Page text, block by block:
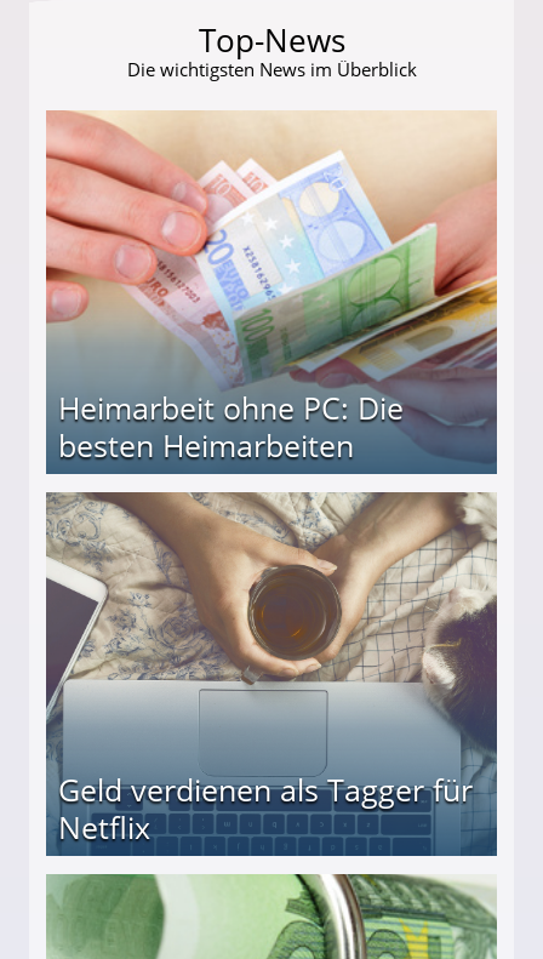
Top-News
Die wichtigsten News im Überblick
Heimarbeit ohne PC: Die
besten Heimarbeiten
Geld verdienen als Tagger für
Netflix